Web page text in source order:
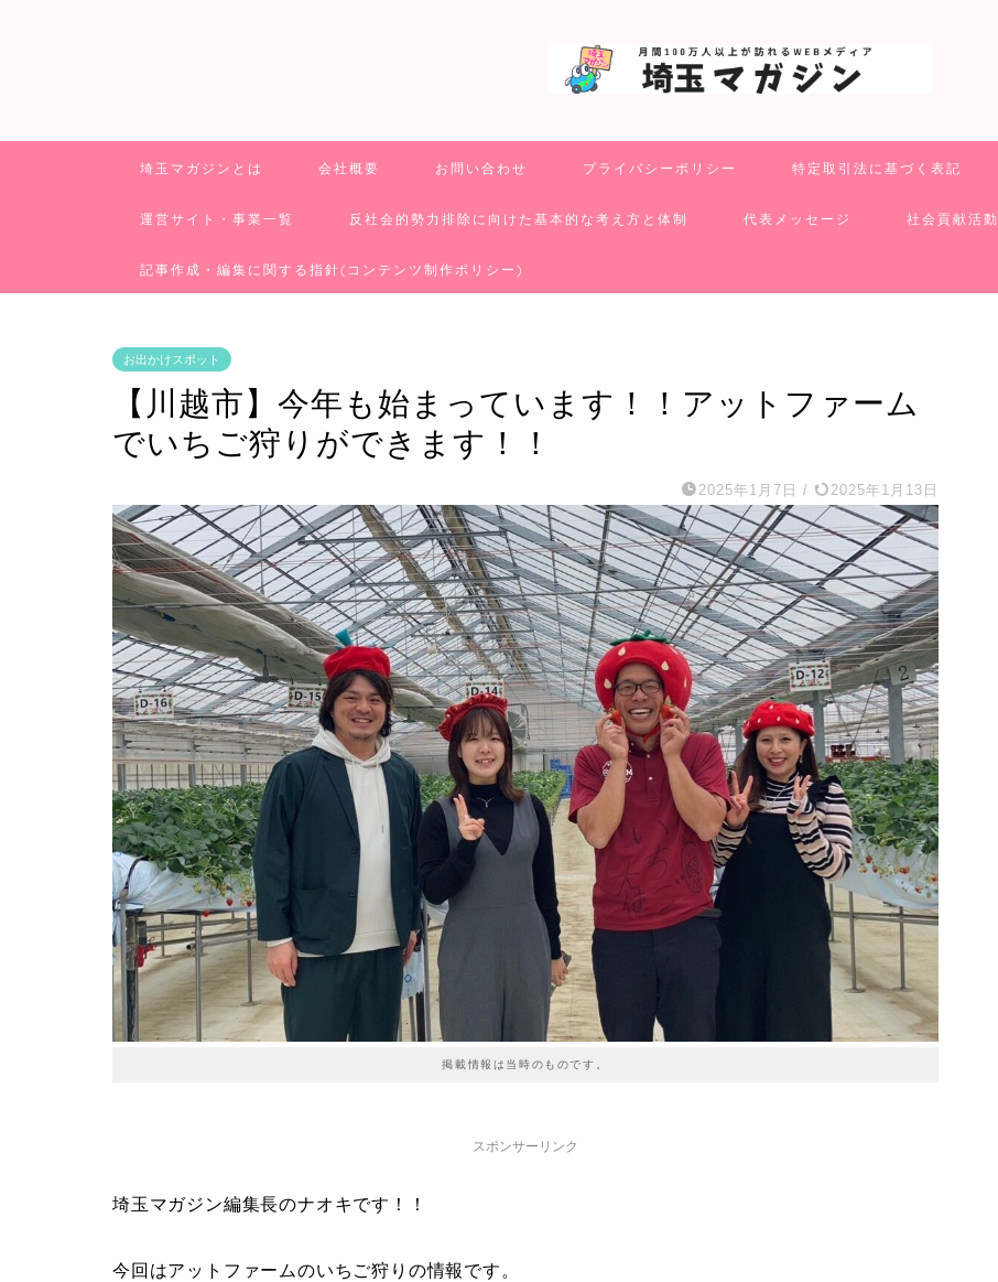
埼玉マガジンとは 会社概要 お問い合わせ プライバシーポリシー 特定取引法に基づく表記
運営サイト・事業一覧 反社会的勢力排除に向けた基本的な考え方と体制 代表メッセージ 社会貢献活動
記事作成・編集に関する指針(コンテンツ制作ポリシー)
お出かけスポット
【川越市】今年も始まっています！！アットファーム
でいちご狩りができます！！
2025年1月7日 / 2025年1月13日
掲載情報は当時のものです。
スポンサーリンク
埼玉マガジン編集長のナオキです！！
今回はアットファームのいちご狩りの情報です。